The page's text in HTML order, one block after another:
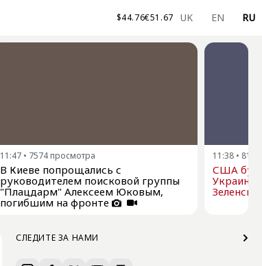
$44.76€51.67 UK EN RU
11:47 • 7574 просмотра
В Киеве попрощались с
руководителем поисковой группы
"Плацдарм" Алексеем Юковым,
погибшим на фронте
11:38 • 8124
США
Украине
СЛЕДИТЕ ЗА НАМИ